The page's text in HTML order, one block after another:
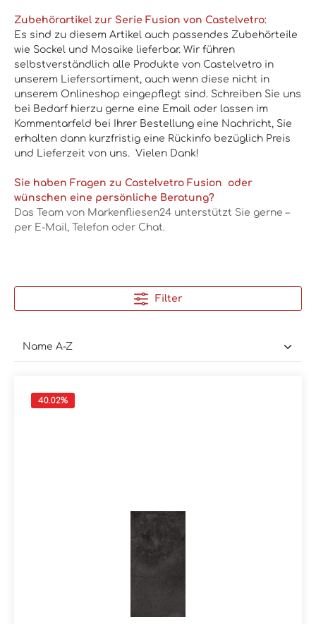
Zubehörartikel zur Serie Fusion von Castelvetro:
Es sind zu diesem Artikel auch passendes Zubehörteile
wie Sockel und Mosaike lieferbar. Wir führen
selbstverständlich alle Produkte von Castelvetro in
unserem Liefersortiment, auch wenn diese nicht in
unserem Onlineshop eingepflegt sind. Schreiben Sie uns
bei Bedarf hierzu gerne eine Email oder lassen im
Kommentarfeld bei Ihrer Bestellung eine Nachricht, Sie
erhalten dann kurzfristig eine Rückinfo bezüglich Preis
und Lieferzeit von uns. Vielen Dank!
Sie haben Fragen zu Castelvetro Fusion oder
wünschen eine persönliche Beratung?
Das Team von Markenfliesen24 unterstützt Sie gerne –
per E-Mail, Telefon oder Chat.
Filter
40.02%